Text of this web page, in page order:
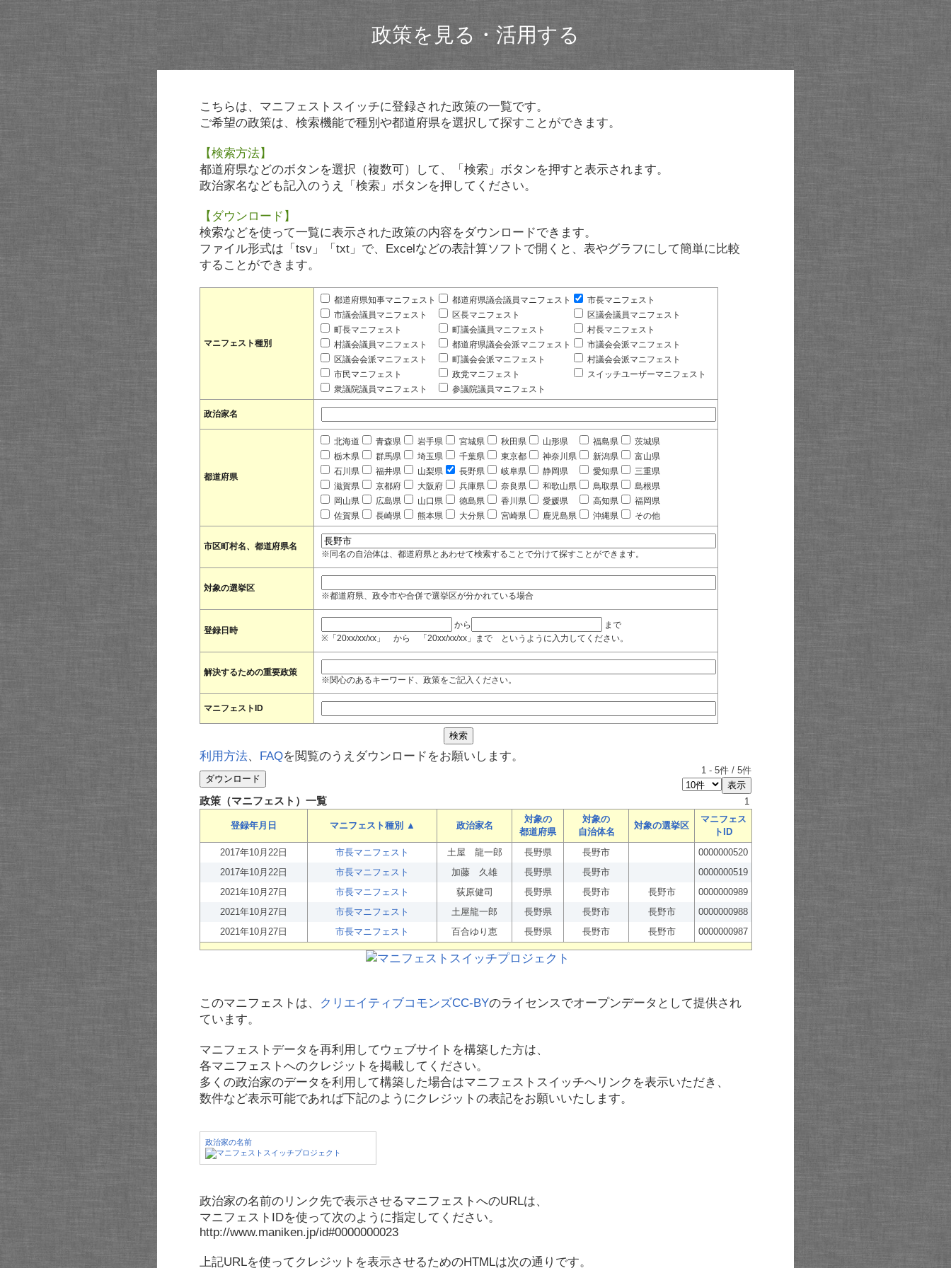
政策を見る・活用する
こちらは、マニフェストスイッチに登録された政策の一覧です。
ご希望の政策は、検索機能で種別や都道府県を選択して探すことができます。
【検索方法】
都道府県などのボタンを選択（複数可）して、「検索」ボタンを押すと表示されます。
政治家名なども記入のうえ「検索」ボタンを押してください。
【ダウンロード】
検索などを使って一覧に表示された政策の内容をダウンロードできます。
ファイル形式は「tsv」「txt」で、Excelなどの表計算ソフトで開くと、表やグラフにして簡単に比較
することができます。
マニフェスト種別
都道府県知事マニフェスト 都道府県議会議員マニフェスト
市長マニフェスト
市議会議員マニフェスト
区長マニフェスト
区議会議員マニフェスト
町長マニフェスト
町議会議員マニフェスト
村長マニフェスト
村議会議員マニフェスト
都道府県議会会派マニフェスト
市議会会派マニフェスト
区議会会派マニフェスト
町議会会派マニフェスト
村議会会派マニフェスト
市民マニフェスト
政党マニフェスト
スイッチユーザーマニフェスト
衆議院議員マニフェスト
参議院議員マニフェスト
政治家名
都道府県
北海道 青森県 岩手県 宮城県 秋田県 山形県 福島県
茨城県
栃木県
群馬県 埼玉県 千葉県 東京都 神奈川県 新潟県
富山県
石川県
福井県 山梨県 長野県 岐阜県 静岡県 愛知県
三重県
滋賀県
京都府 大阪府 兵庫県 奈良県 和歌山県 鳥取県
島根県
岡山県
広島県 山口県 徳島県 香川県 愛媛県 高知県
福岡県
佐賀県
長崎県 熊本県 大分県 宮崎県 鹿児島県 沖縄県 その他
市区町村名、都道府県名
※同名の自治体は、都道府県とあわせて検索することで分けて探すことができます。
対象の選挙区
※都道府県、政令市や合併で選挙区が分かれている場合
登録日時
から
まで
※「20xx/xx/xx」 から 「20xx/xx/xx」まで というように入力してください。
解決するための重要政策
※関心のあるキーワード、政策をご記入ください。
マニフェストID
利用方法、 FAQを閲覧のうえダウンロードをお願いします。
1 - 5件 / 5件
政策（マニフェスト）一覧 1
登録年月日 マニフェスト種別 ▲ 政治家名
対象の
都道府県
対象の
自治体名
対象の選挙区
マニフェス
トID
2017年10月22日
市長マニフェスト 土屋 龍一郎 長野県 長野市
0000000520
2017年10月22日
市長マニフェスト 加藤 久雄 長野県 長野市
0000000519
2021年10月27日
市長マニフェスト 荻原健司 長野県 長野市 長野市
0000000989
2021年10月27日
市長マニフェスト 土屋龍一郎 長野県 長野市 長野市
0000000988
2021年10月27日
市長マニフェスト 百合ゆり恵 長野県 長野市 長野市 0000000987
このマニフェストは、 クリエイティブコモンズCC-BYのライセンスでオープンデータとして提供され
ています。
マニフェストデータを再利用してウェブサイトを構築した方は、
各マニフェストへのクレジットを掲載してください。
多くの政治家のデータを利用して構築した場合はマニフェストスイッチへリンクを表示いただき、
数件など表示可能であれば下記のようにクレジットの表記をお願いいたします。
政治家の名前
政治家の名前のリンク先で表示させるマニフェストへのURLは、
マニフェストIDを使って次のように指定してください。
http://www.maniken.jp/id#0000000023
上記URLを使ってクレジットを表示させるためのHTMLは次の通りです。